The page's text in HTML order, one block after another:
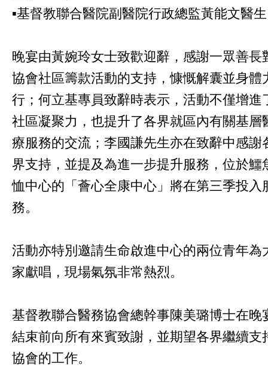
▪️基督教聯合醫院副醫院行政總監黃能文醫
晚宴由黃婉玲女士致歡迎辭，感謝一眾善長
協會社區籌款活動的支持，慷慨解囊並身體
行；何立基專員致辭時表示，活動不僅增進
社區凝聚力，也提升了各界就區內有關基層
療服務的交流；李國謙先生亦在致辭中感謝
界支持，並提及為進一步提升服務，位於鱷
恤中心的「薈心全康中心」將在第三季投入
務。
活動亦特別邀請生命啟進中心的兩位青年為
家獻唱，現場氣氛非常熱烈。
基督教聯合醫務協會總幹事陳美璐博士在晚
結束前向所有來賓致謝，並期望各界繼續支
協會的工作。